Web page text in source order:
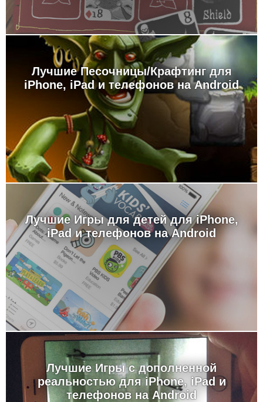
Лучшие Песочницы/Крафтинг для
iPhone, iPad и телефонов на Android
Лучшие Игры для детей для iPhone,
iPad и телефонов на Android
Лучшие Игры с дополненной
реальностью для iPhone, iPad и
телефонов на Android